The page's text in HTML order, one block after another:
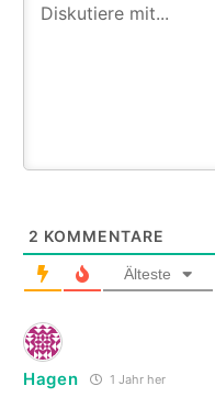
2 KOMMENTARE
Älteste
Hagen 1 Jahr her